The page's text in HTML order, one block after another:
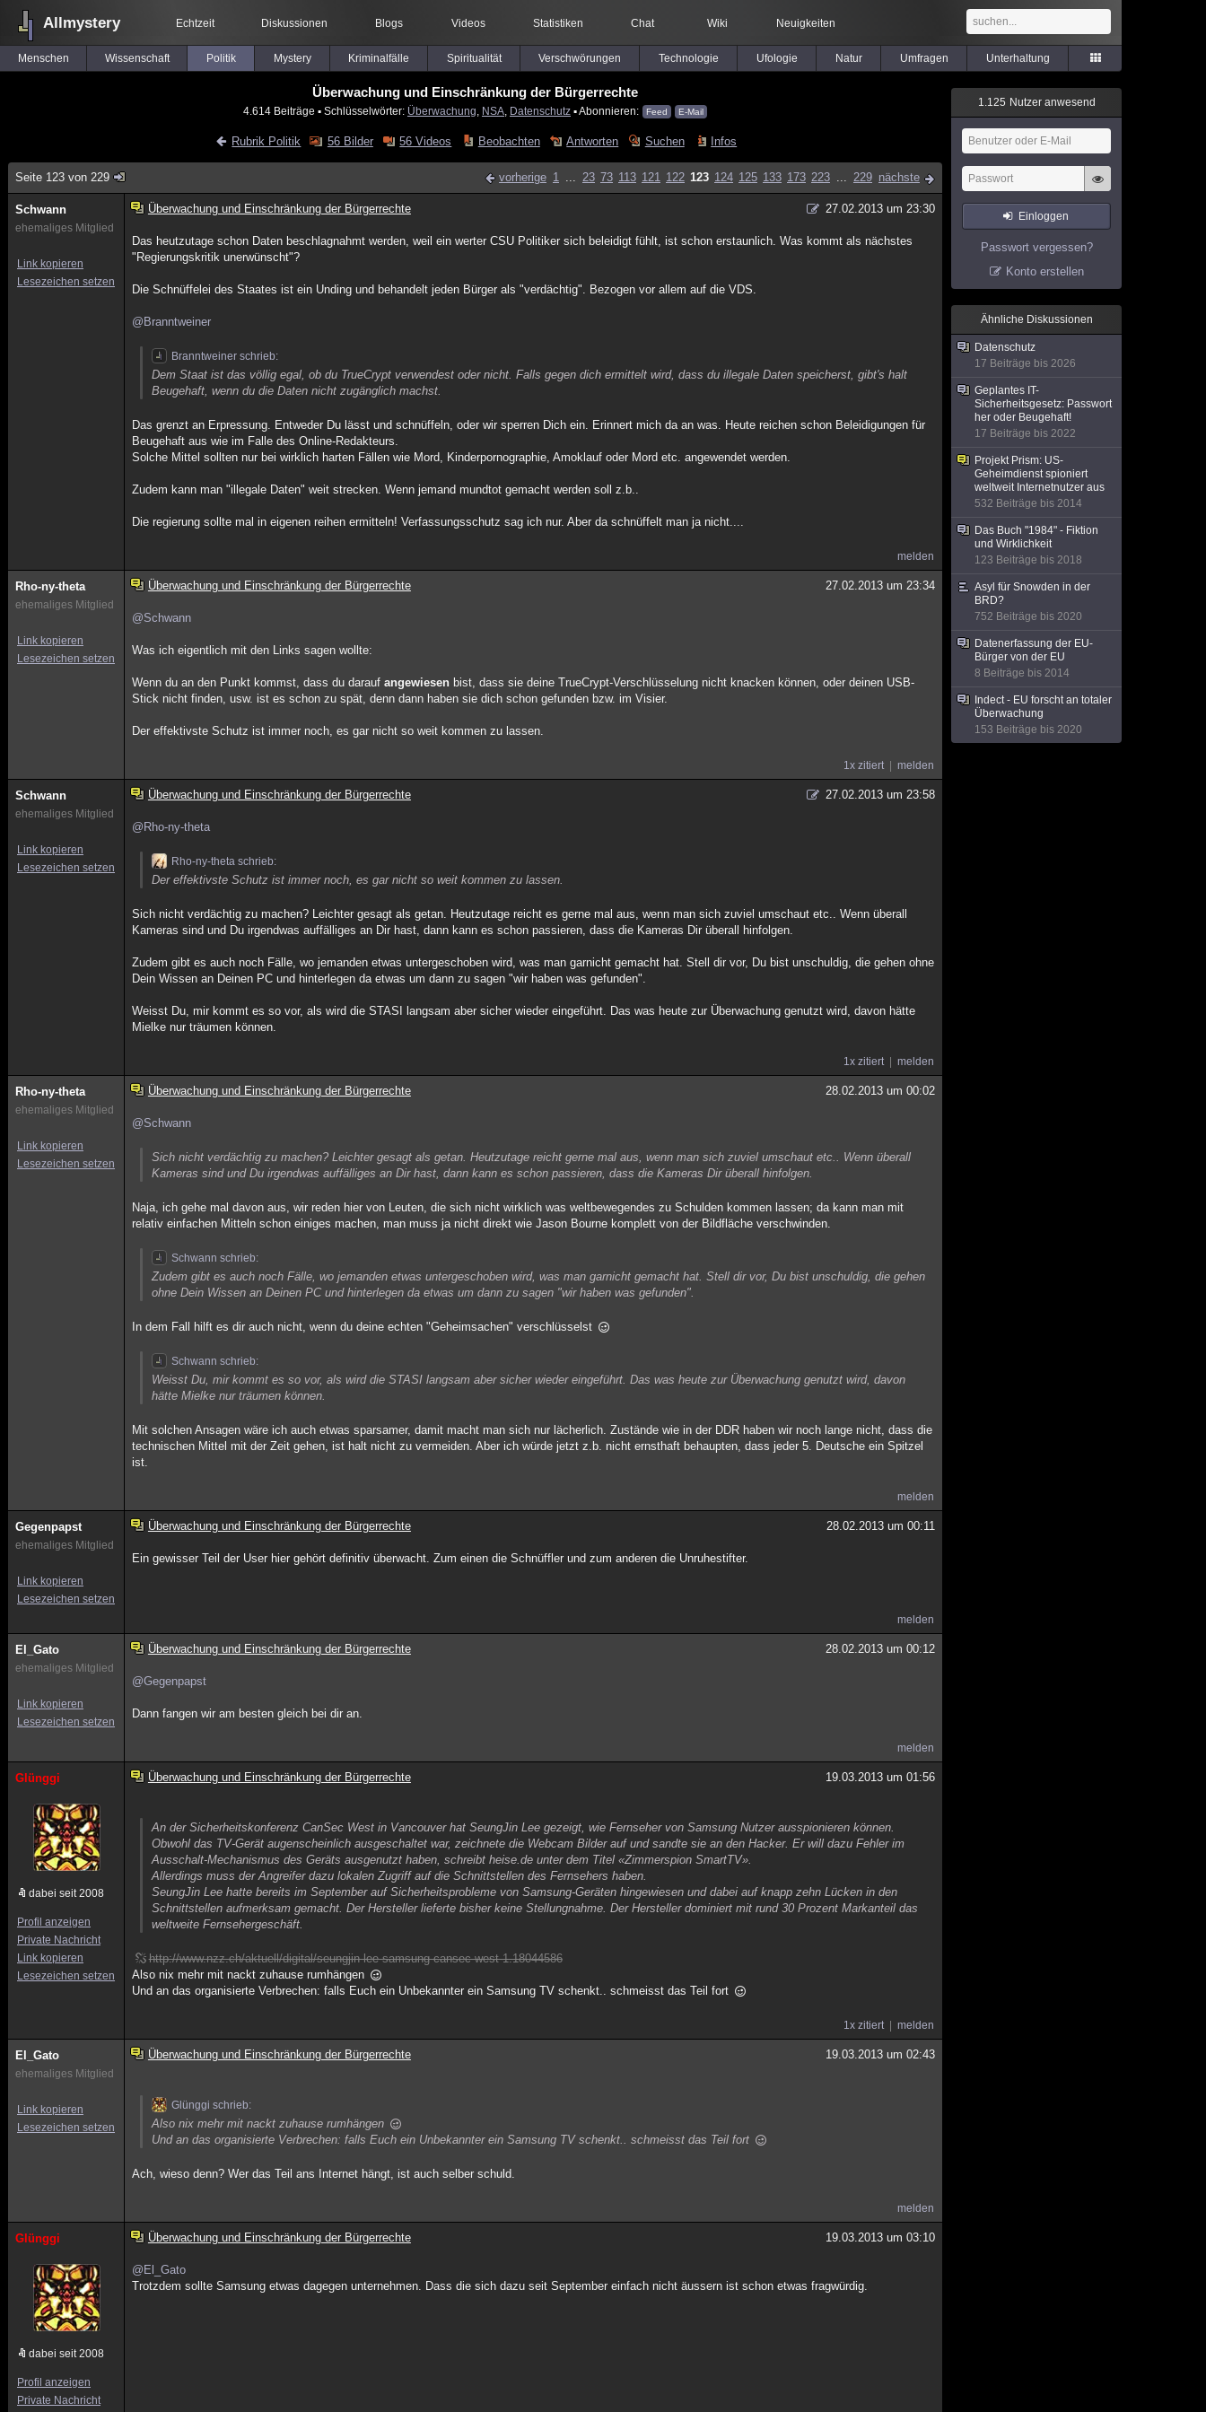
Allmystery Echtzeit Diskussionen Blogs Videos Statistiken Chat Wiki Neuigkeiten
Menschen Wissenschaft Politik Mystery Kriminalfälle Spiritualität Verschwörungen Technologie Ufologie Natur Umfragen Unterhaltung
Überwachung und Einschränkung der Bürgerrechte
4.614 Beiträge ▪ Schlüsselwörter: Überwachung NSA Datenschutz ▪ Abonnieren: Feed E-Mail
Rubrik Politik 56 Bilder 56 Videos Beobachten Antworten Suchen Infos
Seite 123 von 229 vorherige 1 ... 23 73 113 121 122 123 124 125 133 173 223 ... 229 nächste
Schwann
ehemaliges Mitglied
Link kopieren
Lesezeichen setzen
Überwachung und Einschränkung der Bürgerrechte 27.02.2013 um 23:30
Das heutzutage schon Daten beschlagnahmt werden, weil ein werter CSU Politiker sich beleidigt fühlt, ist schon erstaunlich. Was kommt als nächstes
"Regierungskritik unerwünscht"?
Die Schnüffelei des Staates ist ein Unding und behandelt jeden Bürger als "verdächtig". Bezogen vor allem auf die VDS.
@Branntweiner
Branntweiner schrieb:
Dem Staat ist das völlig egal, ob du TrueCrypt verwendest oder nicht. Falls gegen dich ermittelt wird, dass du illegale Daten speicherst, gibt's halt
Beugehaft, wenn du die Daten nicht zugänglich machst.
Das grenzt an Erpressung. Entweder Du lässt und schnüffeln, oder wir sperren Dich ein. Erinnert mich da an was. Heute reichen schon Beleidigungen für
Beugehaft aus wie im Falle des Online-Redakteurs.
Solche Mittel sollten nur bei wirklich harten Fällen wie Mord, Kinderpornographie, Amoklauf oder Mord etc. angewendet werden.
Zudem kann man "illegale Daten" weit strecken. Wenn jemand mundtot gemacht werden soll z.b..
Die regierung sollte mal in eigenen reihen ermitteln! Verfassungsschutz sag ich nur. Aber da schnüffelt man ja nicht....
melden
Rho-ny-theta
ehemaliges Mitglied
Link kopieren
Lesezeichen setzen
Überwachung und Einschränkung der Bürgerrechte 27.02.2013 um 23:34
@Schwann
Was ich eigentlich mit den Links sagen wollte:
Wenn du an den Punkt kommst, dass du daraufangewiesen bist, dass sie deine TrueCrypt-Verschlüsselung nicht knacken können, oder deinen USB-
Stick nicht finden, usw. ist es schon zu spät, denn dann haben sie dich schon gefunden bzw. im Visier.
Der effektivste Schutz ist immer noch, es gar nicht so weit kommen zu lassen.
1x zitiert melden
Schwann
ehemaliges Mitglied
Link kopieren
Lesezeichen setzen
Überwachung und Einschränkung der Bürgerrechte 27.02.2013 um 23:58
@Rho-ny-theta
Rho-ny-theta schrieb:
Der effektivste Schutz ist immer noch, es gar nicht so weit kommen zu lassen.
Sich nicht verdächtig zu machen? Leichter gesagt als getan. Heutzutage reicht es gerne mal aus, wenn man sich zuviel umschaut etc.. Wenn überall
Kameras sind und Du irgendwas auffälliges an Dir hast, dann kann es schon passieren, dass die Kameras Dir überall hinfolgen.
Zudem gibt es auch noch Fälle, wo jemanden etwas untergeschoben wird, was man garnicht gemacht hat. Stell dir vor, Du bist unschuldig, die gehen ohne
Dein Wissen an Deinen PC und hinterlegen da etwas um dann zu sagen "wir haben was gefunden".
Weisst Du, mir kommt es so vor, als wird die STASI langsam aber sicher wieder eingeführt. Das was heute zur Überwachung genutzt wird, davon hätte
Mielke nur träumen können.
1x zitiert melden
Rho-ny-theta
ehemaliges Mitglied
Link kopieren
Lesezeichen setzen
Überwachung und Einschränkung der Bürgerrechte 28.02.2013 um 00:02
@Schwann
Sich nicht verdächtig zu machen? Leichter gesagt als getan. Heutzutage reicht gerne mal aus, wenn man sich zuviel umschaut etc.. Wenn überall
Kameras sind und Du irgendwas auffälliges an Dir hast, dann kann es schon passieren, dass die Kameras Dir überall hinfolgen.
Naja, ich gehe mal davon aus, wir reden hier von Leuten, die sich nicht wirklich was weltbewegendes zu Schulden kommen lassen; da kann man mit
relativ einfachen Mitteln schon einiges machen, man muss ja nicht direkt wie Jason Bourne komplett von der Bildfläche verschwinden.
Schwann schrieb:
Zudem gibt es auch noch Fälle, wo jemanden etwas untergeschoben wird, was man garnicht gemacht hat. Stell dir vor, Du bist unschuldig, die gehen
ohne Dein Wissen an Deinen PC und hinterlegen da etwas um dann zu sagen "wir haben was gefunden".
In dem Fall hilft es dir auch nicht, wenn du deine echten "Geheimsachen" verschlüsselst
Schwann schrieb:
Weisst Du, mir kommt es so vor, als wird die STASI langsam aber sicher wieder eingeführt. Das was heute zur Überwachung genutzt wird, davon
hätte Mielke nur träumen können.
Mit solchen Ansagen wäre ich auch etwas sparsamer, damit macht man sich nur lächerlich. Zustände wie in der DDR haben wir noch lange nicht, dass die
technischen Mittel mit der Zeit gehen, ist halt nicht zu vermeiden. Aber ich würde jetzt z.b. nicht ernsthaft behaupten, dass jeder 5. Deutsche ein Spitzel
ist.
melden
Gegenpapst
ehemaliges Mitglied
Link kopieren
Lesezeichen setzen
Überwachung und Einschränkung der Bürgerrechte 28.02.2013 um 00:11
Ein gewisser Teil der User hier gehört definitiv überwacht. Zum einen die Schnüffler und zum anderen die Unruhestifter.
melden
El_Gato
ehemaliges Mitglied
Link kopieren
Lesezeichen setzen
Überwachung und Einschränkung der Bürgerrechte 28.02.2013 um 00:12
@Gegenpapst
Dann fangen wir am besten gleich bei dir an.
melden
Glünggi
dabei seit 2008
Profil anzeigen
Private Nachricht
Link kopieren
Lesezeichen setzen
Überwachung und Einschränkung der Bürgerrechte 19.03.2013 um 01:56
An der Sicherheitskonferenz CanSec West in Vancouver hat SeungJin Lee gezeigt, wie Fernseher von Samsung Nutzer ausspionieren können.
Obwohl das TV-Gerät augenscheinlich ausgeschaltet war, zeichnete die Webcam Bilder auf und sandte sie an den Hacker. Er will dazu Fehler im
Ausschalt-Mechanismus des Geräts ausgenutzt haben, schreibt heise.de unter dem Titel «Zimmerspion SmartTV».
Allerdings muss der Angreifer dazu lokalen Zugriff auf die Schnittstellen des Fernsehers haben.
SeungJin Lee hatte bereits im September auf Sicherheitsprobleme von Samsung-Geräten hingewiesen und dabei auf knapp zehn Lücken in den
Schnittstellen aufmerksam gemacht. Der Hersteller lieferte bisher keine Stellungnahme. Der Hersteller dominiert mit rund 30 Prozent Markanteil das
weltweite Fernsehergeschäft.
http://www.nzz.ch/aktuell/digital/seungjin-lee-samsung-cansec-west-1.18044586
Also nix mehr mit nackt zuhause rumhängen
Und an das organisierte Verbrechen: falls Euch ein Unbekannter ein Samsung TV schenkt.. schmeisst das Teil fort
1x zitiert melden
El_Gato
ehemaliges Mitglied
Link kopieren
Lesezeichen setzen
Überwachung und Einschränkung der Bürgerrechte 19.03.2013 um 02:43
Glünggi schrieb:
Also nix mehr mit nackt zuhause rumhängen
Und an das organisierte Verbrechen: falls Euch ein Unbekannter ein Samsung TV schenkt.. schmeisst das Teil fort
Ach, wieso denn? Wer das Teil ans Internet hängt, ist auch selber schuld.
melden
Glünggi
dabei seit 2008
Profil anzeigen
Private Nachricht
Überwachung und Einschränkung der Bürgerrechte 19.03.2013 um 03:10
@El_Gato
Trotzdem sollte Samsung etwas dagegen unternehmen. Dass die sich dazu seit September einfach nicht äussern ist schon etwas fragwürdig.
1.125 Nutzer anwesend
Einloggen
Passwort vergessen?
Konto erstellen
Ähnliche Diskussionen
Datenschutz
17 Beiträge bis 2026
Geplantes IT-
Sicherheitsgesetz: Passwort
her oder Beugehaft!
17 Beiträge bis 2022
Projekt Prism: US-
Geheimdienst spioniert
weltweit Internetnutzer aus
532 Beiträge bis 2014
Das Buch "1984" - Fiktion
und Wirklichkeit
123 Beiträge bis 2018
Asyl für Snowden in der
BRD?
752 Beiträge bis 2020
Datenerfassung der EU-
Bürger von der EU
8 Beiträge bis 2014
Indect - EU forscht an totaler
Überwachung
153 Beiträge bis 2020